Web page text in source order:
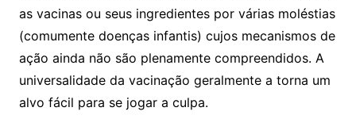
as vacinas ou seus ingredientes por várias moléstias
(comumente doenças infantis) cujos mecanismos de
ação ainda não são plenamente compreendidos. A
universalidade da vacinação geralmente a torna um
alvo fácil para se jogar a culpa.